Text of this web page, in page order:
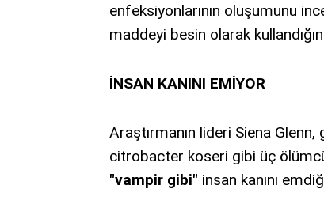
enfeksiyonlarının oluşumunu
maddeyi besin olarak
İNSAN KANINI EMİYOR
Araştırmanın lideri Siena
citrobacter koseri gibi üç
"vampir gibi" insan kanını